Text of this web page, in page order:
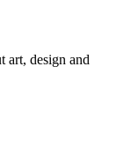
art, design and